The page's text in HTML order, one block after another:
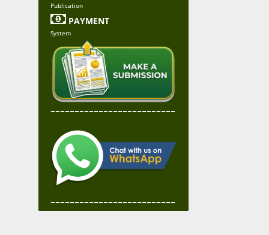
Publication
 PAYMENT
System
--------------------------
--------------------------